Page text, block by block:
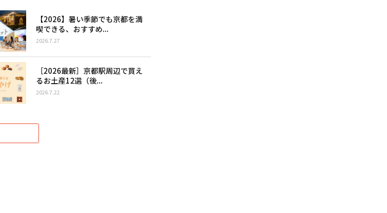
【2026】暑い季節でも京都を満
喫できる、おすすめ...
2026.7.27
［2026最新］京都駅周辺で買え
るお土産12選（後...
2026.7.22